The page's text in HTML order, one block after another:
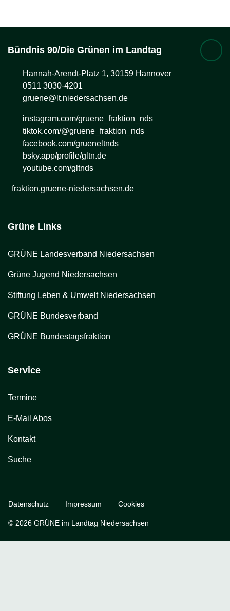
Bündnis 90/Die Grünen im Landtag
Hannah-Arendt-Platz 1, 30159 Hannover
0511 3030-4201
gruene@lt.niedersachsen.de
instagram.com/gruene_fraktion_nds
tiktok.com/@gruene_fraktion_nds
facebook.com/grueneltnds
bsky.app/profile/gltn.de
youtube.com/gltnds
fraktion.gruene-niedersachsen.de
Grüne Links
GRÜNE Landesverband Niedersachsen
Grüne Jugend Niedersachsen
Stiftung Leben & Umwelt Niedersachsen
GRÜNE Bundesverband
GRÜNE Bundestagsfraktion
Service
Termine
E-Mail Abos
Kontakt
Suche
Datenschutz Impressum Cookies
© 2026 GRÜNE im Landtag Niedersachsen